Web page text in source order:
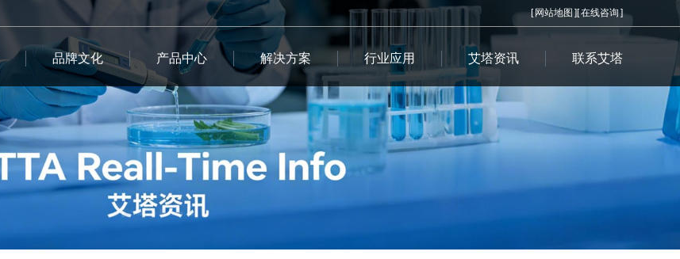
[网站地图 ][在线咨询]
品牌文化 产品中心 解决方案 行业应用 艾塔资讯 联系艾塔